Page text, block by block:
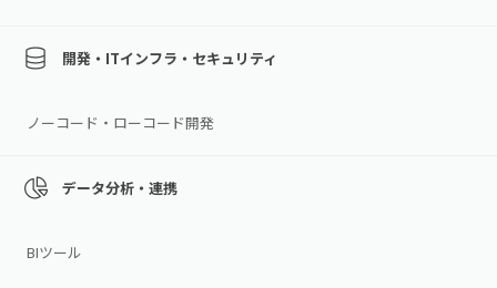
開発・ITインフラ・セキュリティ
ノーコード・ローコード開発
データ分析・連携
BIツール